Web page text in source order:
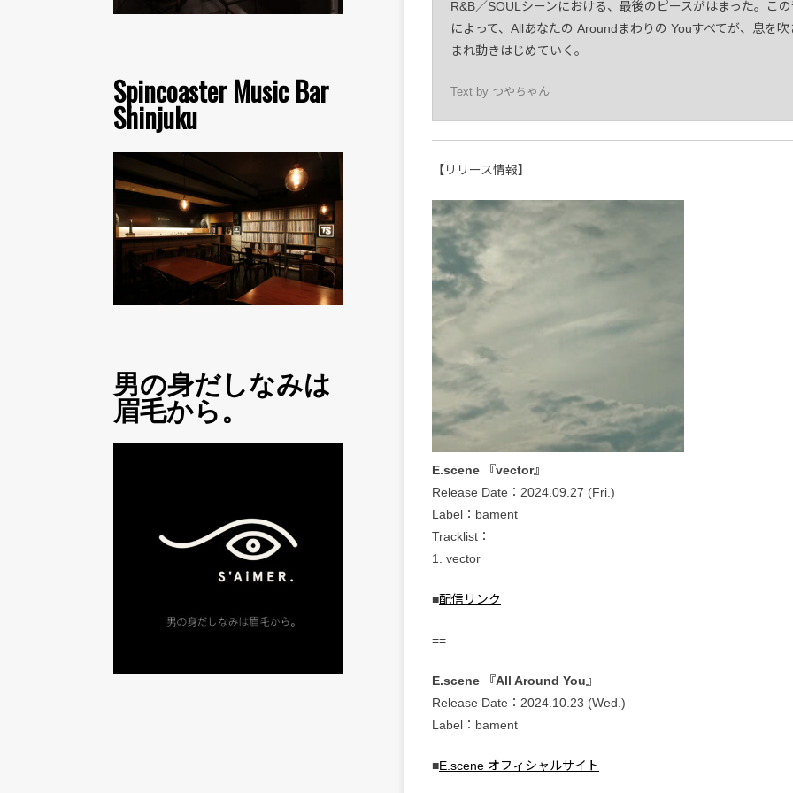
Spincoaster Music Bar
Shinjuku
男の身だしなみは
眉毛から。
R&B／SOULシーンにおける、最後のピースがはまった。こ
によって、Allあなたの Aroundまわりの Youすべてが、息を吹
まれ動きはじめていく。
Text by つやちゃん
【リリース情報】
E.scene 『vector』
Release Date：2024.09.27 (Fri.)
Label：bament
Tracklist：
1. vector
■配信リンク
==
E.scene 『All Around You』
Release Date：2024.10.23 (Wed.)
Label：bament
■E.scene オフィシャルサイト